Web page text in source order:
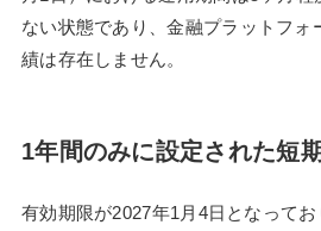
ない状態であり、金融プラットフォ
績は存在しません。
1年間のみに設定された短
有効期限が2027年1月4日となって